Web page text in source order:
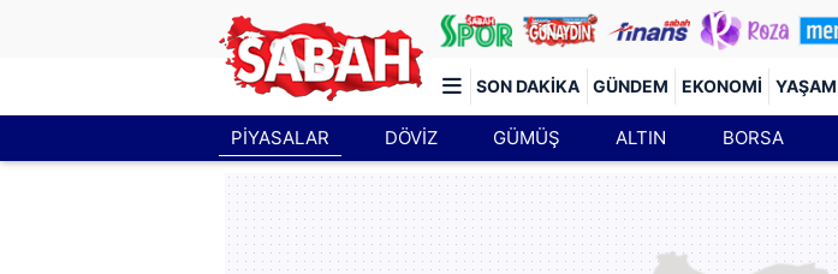
SON DAKIKA GÜNDEM EKONOMI YAŞAM
Türkiye'nin en iyi haber sitesi
PİYASALAR DÖVİZ GÜMÜŞ ALTIN BORSA